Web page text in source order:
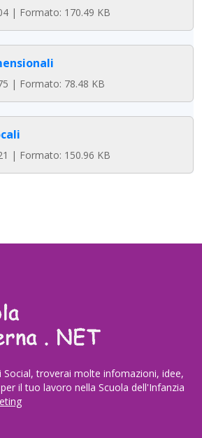
| Formato: 170.49 KB
| Formato: 78.48 KB
| Formato: 150.96 KB
Social, troverai molte infomazioni, idee,
il tuo lavoro nella Scuola dell'Infanzia